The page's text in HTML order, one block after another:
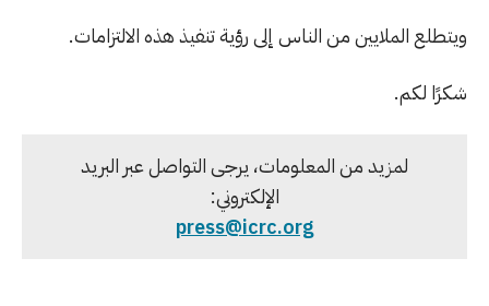
ويتطلع الملايين من الناس إلى رؤية تنفيذ هذه الالتزامات.
شكرًا لكم.
لمزيد من المعلومات، يرجى التواصل عبر البريد
الإلكتروني:
press@icrc.org